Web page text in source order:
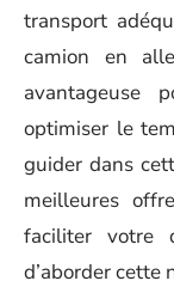
transport
camion en
avantageuse
optimiser le
guider dans
meilleures
faciliter votre
d’aborder cette